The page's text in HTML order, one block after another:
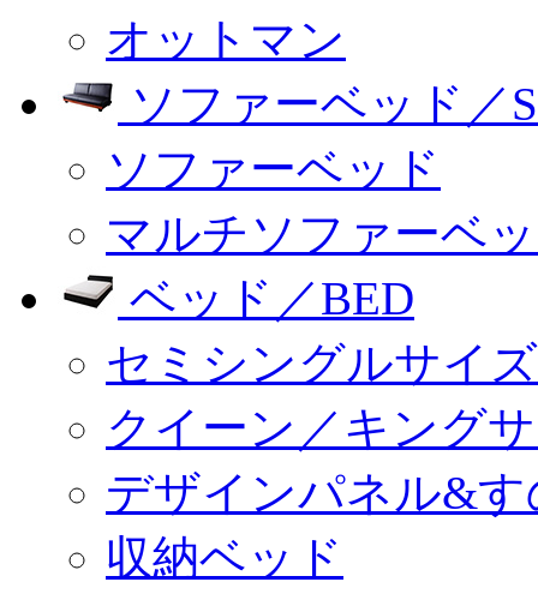
オットマン
ソファーベッド／
ソファーベッド
マルチソファーベ
ベッド／BED
セミシングルサイ
クイーン／キング
デザインパネル&
収納ベッド